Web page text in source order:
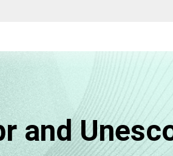
empresas com acesso à Internet, com
O sem os grupos 90 e 91. Respostas
respondeu.
- Outros serviços coletivos, sociais
de
erros estatísticos aproximados
and